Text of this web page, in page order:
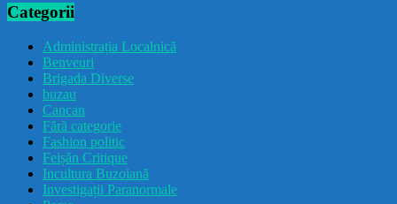
Categorii
Administrația Localnică
Benveuri
Brigada Diverse
buzau
Cancan
Fără categorie
Fashion politic
Feișăn Critique
Incultura Buzoiană
Investigații Paranormale